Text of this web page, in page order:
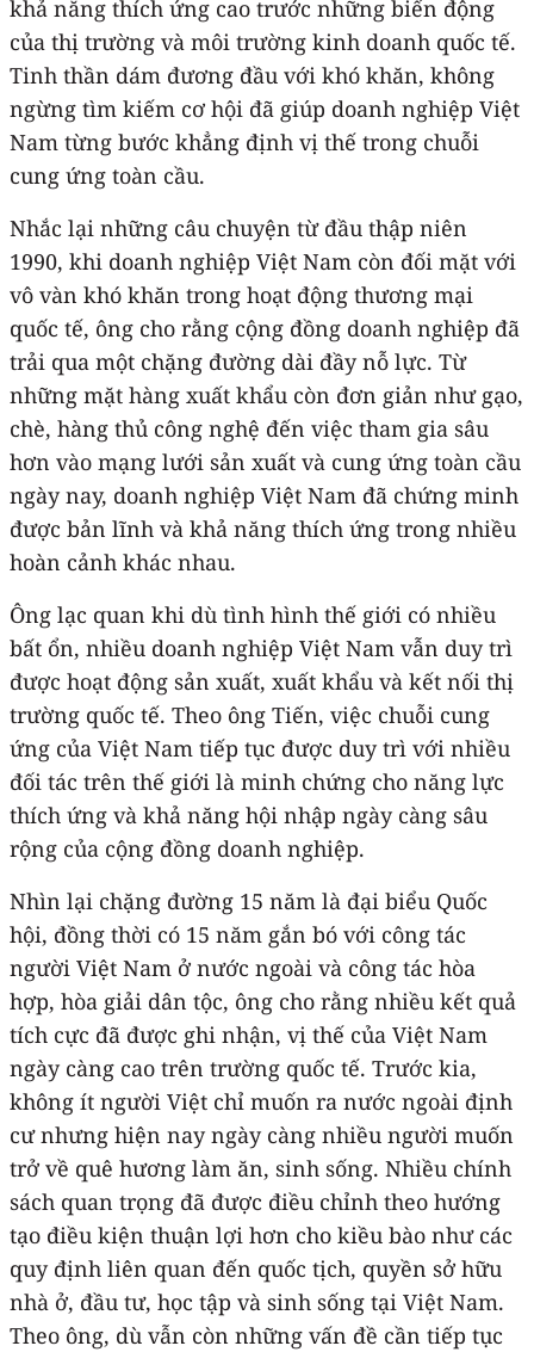
khả năng thích ứng cao trước những biến động
của thị trường và môi trường kinh doanh quốc tế.
Tinh thần dám đương đầu với khó khăn, không
ngừng tìm kiếm cơ hội đã giúp doanh nghiệp Việt
Nam từng bước khẳng định vị thế trong chuỗi
cung ứng toàn cầu.
Nhắc lại những câu chuyện từ đầu thập niên
1990, khi doanh nghiệp Việt Nam còn đối mặt với
vô vàn khó khăn trong hoạt động thương mại
quốc tế, ông cho rằng cộng đồng doanh nghiệp đã
trải qua một chặng đường dài đầy nỗ lực. Từ
những mặt hàng xuất khẩu còn đơn giản như gạo,
chè, hàng thủ công nghệ đến việc tham gia sâu
hơn vào mạng lưới sản xuất và cung ứng toàn cầu
ngày nay, doanh nghiệp Việt Nam đã chứng minh
được bản lĩnh và khả năng thích ứng trong nhiều
hoàn cảnh khác nhau.
Ông lạc quan khi dù tình hình thế giới có nhiều
bất ổn, nhiều doanh nghiệp Việt Nam vẫn duy trì
được hoạt động sản xuất, xuất khẩu và kết nối thị
trường quốc tế. Theo ông Tiến, việc chuỗi cung
ứng của Việt Nam tiếp tục được duy trì với nhiều
đối tác trên thế giới là minh chứng cho năng lực
thích ứng và khả năng hội nhập ngày càng sâu
rộng của cộng đồng doanh nghiệp.
Nhìn lại chặng đường 15 năm là đại biểu Quốc
hội, đồng thời có 15 năm gắn bó với công tác
người Việt Nam ở nước ngoài và công tác hòa
hợp, hòa giải dân tộc, ông cho rằng nhiều kết quả
tích cực đã được ghi nhận, vị thế của Việt Nam
ngày càng cao trên trường quốc tế. Trước kia,
không ít người Việt chỉ muốn ra nước ngoài định
cư nhưng hiện nay ngày càng nhiều người muốn
trở về quê hương làm ăn, sinh sống. Nhiều chính
sách quan trọng đã được điều chỉnh theo hướng
tạo điều kiện thuận lợi hơn cho kiều bào như các
quy định liên quan đến quốc tịch, quyền sở hữu
nhà ở, đầu tư, học tập và sinh sống tại Việt Nam.
Theo ông, dù vẫn còn những vấn đề cần tiếp tục